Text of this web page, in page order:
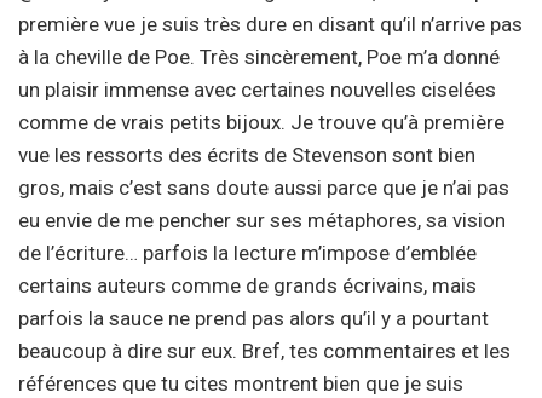
première vue je suis très dure en disant qu’il n’arrive pas
à la cheville de Poe. Très sincèrement, Poe m’a donné
un plaisir immense avec certaines nouvelles ciselées
comme de vrais petits bijoux. Je trouve qu’à première
vue les ressorts des écrits de Stevenson sont bien
gros, mais c’est sans doute aussi parce que je n’ai pas
eu envie de me pencher sur ses métaphores, sa vision
de l’écriture… parfois la lecture m’impose d’emblée
certains auteurs comme de grands écrivains, mais
parfois la sauce ne prend pas alors qu’il y a pourtant
beaucoup à dire sur eux. Bref, tes commentaires et les
références que tu cites montrent bien que je suis